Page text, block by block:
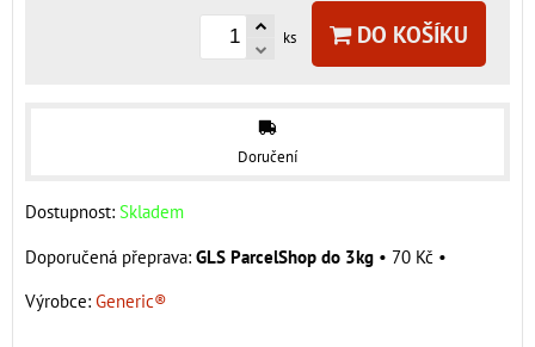
ks DO KOŠÍKU
Doručení
Dostupnost: Skladem
GLS ParcelShop do 3kg • 70 Kč •
Výrobce: Generic®